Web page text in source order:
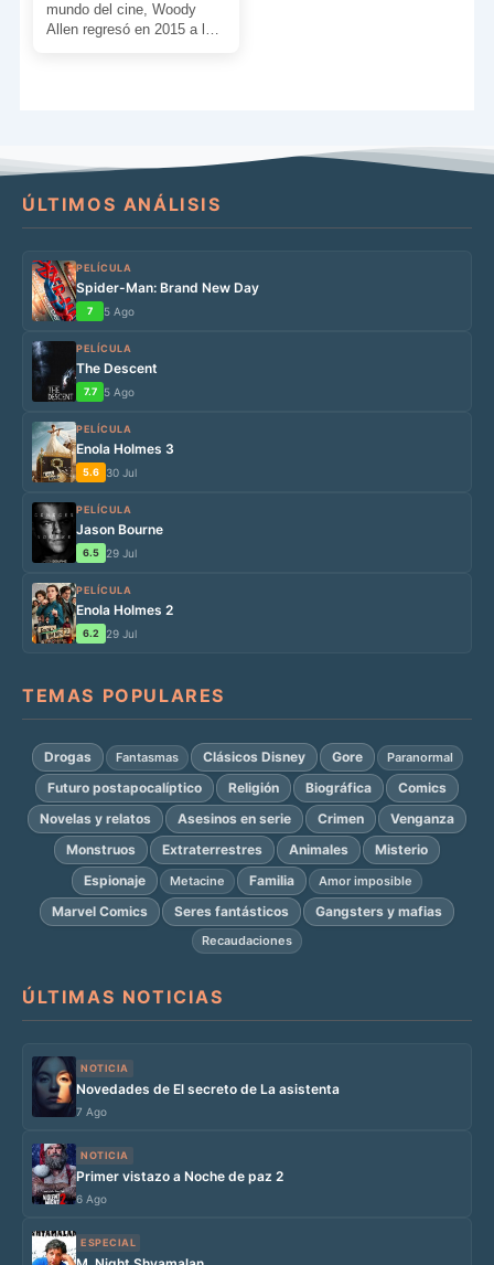
mundo del cine, Woody
Allen regresó en 2015 a la
ÚLTIMOS ANÁLISIS
PELÍCULA
Spider-Man: Brand New Day
7 5 Ago
PELÍCULA
The Descent
7.7 5 Ago
PELÍCULA
Enola Holmes 3
5.6 30 Jul
PELÍCULA
Jason Bourne
6.5 29 Jul
PELÍCULA
Enola Holmes 2
6.2 29 Jul
TEMAS POPULARES
Drogas Fantasmas Clásicos Disney Gore Paranormal
Futuro postapocalíptico Religión Biográfica
Comics
Novelas y relatos
Asesinos en serie Crimen
Venganza
Monstruos
Extraterrestres Animales
Misterio
Espionaje
Metacine Familia Amor imposible
Marvel Comics Seres fantásticos Gangsters y mafias
Recaudaciones
ÚLTIMAS NOTICIAS
NOTICIA
Novedades de El secreto de La asistenta
7 Ago
NOTICIA
Primer vistazo a Noche de paz 2
6 Ago
ESPECIAL